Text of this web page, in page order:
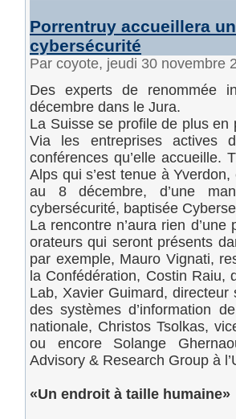
Porrentruy accueillera
cybersécurité
Par coyote, jeudi 30 novembre
Des experts de renommée
décembre dans le Jura.
La Suisse se profile de plus
Via les entreprises actives
conférences qu’elle accueille.
Alps qui s’est tenue à
au 8 décembre, d’une
cybersécurité, baptisée
La rencontre n’aura rien
orateurs qui seront présents
par exemple, Mauro Vignati,
la Confédération, Costin Raiu,
Lab, Xavier Guimard,
des systèmes d’information
nationale, Christos Tsolkas,
ou encore Solange
Advisory & Research Group à
«Un endroit à taille humaine»